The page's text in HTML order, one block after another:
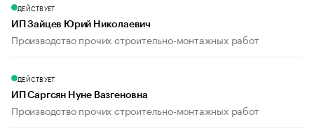
ДЕЙСТВУЕТ
ИП Зайцев Юрий Николаевич
Производство прочих строительно-монтажных работ
ДЕЙСТВУЕТ
ИП Саргсян Нуне Вазгеновна
Производство прочих строительно-монтажных работ